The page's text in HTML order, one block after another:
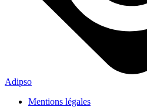
Adipso
Mentions légales